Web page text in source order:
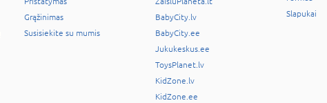
Grąžinimas
Susisiekite su mumis
BabyCity.lv
BabyCity.ee
Jukukeskus.ee
ToysPlanet.lv
KidZone.lv
KidZone.ee
Slapukai